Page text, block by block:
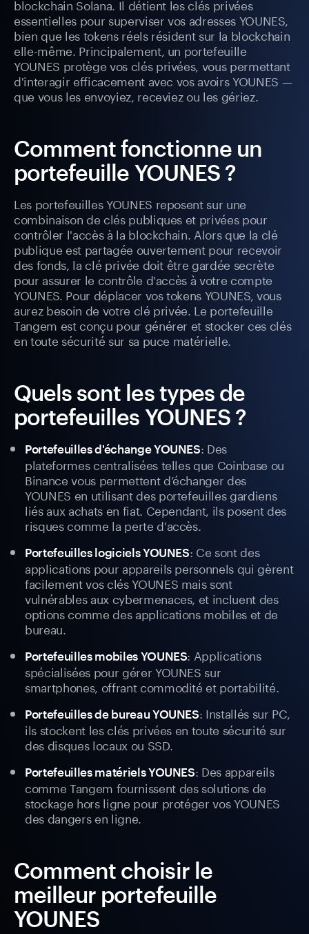
blockchain Solana. Il détient les clés privées
essentielles pour superviser vos adresses YOUNES,
bien que les tokens réels résident sur la blockchain
elle-même. Principalement, un portefeuille
YOUNES protège vos clés privées, vous permettant
d'interagir efficacement avec vos avoirs YOUNES —
que vous les envoyiez, receviez ou les gériez.
Comment fonctionne un
portefeuille YOUNES ?
Les portefeuilles YOUNES reposent sur une
combinaison de clés publiques et privées pour
contrôler l'accès à la blockchain. Alors que la clé
publique est partagée ouvertement pour recevoir
des fonds, la clé privée doit être gardée secrète
pour assurer le contrôle d'accès à votre compte
YOUNES. Pour déplacer vos tokens YOUNES, vous
aurez besoin de votre clé privée. Le portefeuille
Tangem est conçu pour générer et stocker ces clés
en toute sécurité sur sa puce matérielle.
Quels sont les types de
portefeuilles YOUNES ?
Portefeuilles d'échange YOUNES: Des
plateformes centralisées telles que Coinbase ou
Binance vous permettent d’échanger des
YOUNES en utilisant des portefeuilles gardiens
liés aux achats en fiat. Cependant, ils posent des
risques comme la perte d'accès.
Portefeuilles logiciels YOUNES: Ce sont des
applications pour appareils personnels qui gèrent
facilement vos clés YOUNES mais sont
vulnérables aux cybermenaces, et incluent des
options comme des applications mobiles et de
bureau.
Portefeuilles mobiles YOUNES: Applications
spécialisées pour gérer YOUNES sur
smartphones, offrant commodité et portabilité.
Portefeuilles de bureau YOUNES: Installés sur PC,
ils stockent les clés privées en toute sécurité sur
des disques locaux ou SSD.
Portefeuilles matériels YOUNES: Des appareils
comme Tangem fournissent des solutions de
stockage hors ligne pour protéger vos YOUNES
des dangers en ligne.
Comment choisir le
meilleur portefeuille
YOUNES